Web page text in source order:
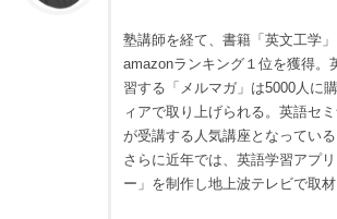
塾講師を経て、書籍「英文工学」
amazonランキング１位を獲得。
習する「メルマガ」は5000人に
ィアで取り上げられる。英語セ
が受講する人気講座となっている
さらに近年では、英語学習アプ
ー」を制作し地上波テレビで取材